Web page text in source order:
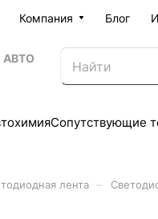
Компания Блог
АВТО
Сопутствующие
лента